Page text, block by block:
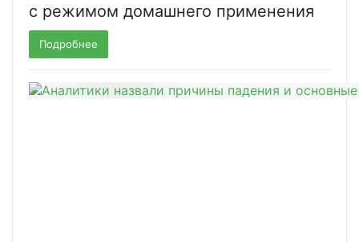
с режимом домашнего применения
Подробнее